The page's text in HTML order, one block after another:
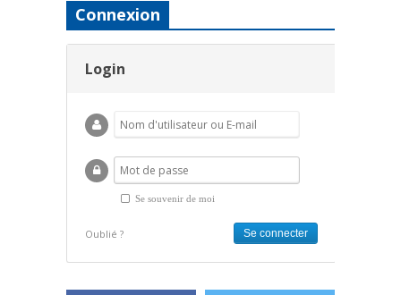
Connexion
Login
Se souvenir de moi
Oublié ?